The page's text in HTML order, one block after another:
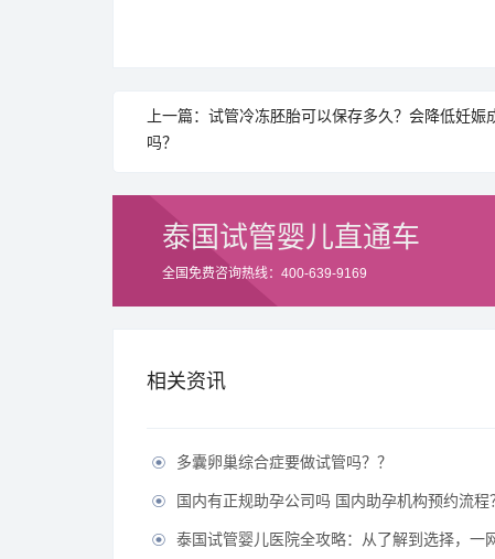
上一篇：试管冷冻胚胎可以保存多久？会降低妊娠
吗？
泰国试管婴儿直通车
全国免费咨询热线：400-639-9169
相关资讯
 多囊卵巢综合症要做试管吗？？
 国内有正规助孕公司吗 国内助孕机构预约流程
 泰国试管婴儿医院全攻略：从了解到选择，一